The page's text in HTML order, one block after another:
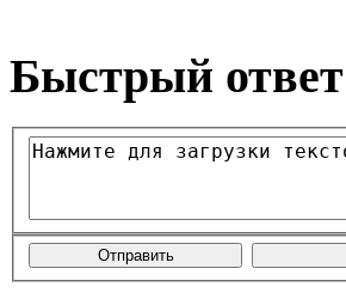
Быстрый ответ